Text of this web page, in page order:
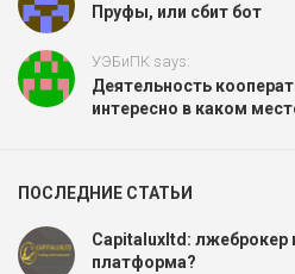
Пруфы, или сбит бот
УЭБиПК says:
Деятельность
интересно в каком
ПОСЛЕДНИЕ СТАТЬИ
Capitaluxltd: лжеброкер
платформа?